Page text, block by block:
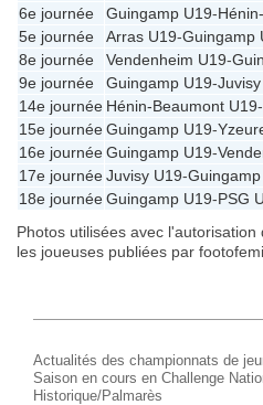
6e journée
Guingamp U19-
5e journée
Arras U19-Guingamp
8e journée
Vendenheim U19-
9e journée
Guingamp U19-
14e journée Hénin-Beaumont U19-
15e journéeGuingamp U19-
16e journéeGuingamp U19-
17e journéeJuvisy U19-
18e journéeGuingamp U19-PSG
Photos utilisées avec
les joueuses publiées par
Actualités des championnats de
Saison en cours en Challenge
Historique/Palmarès